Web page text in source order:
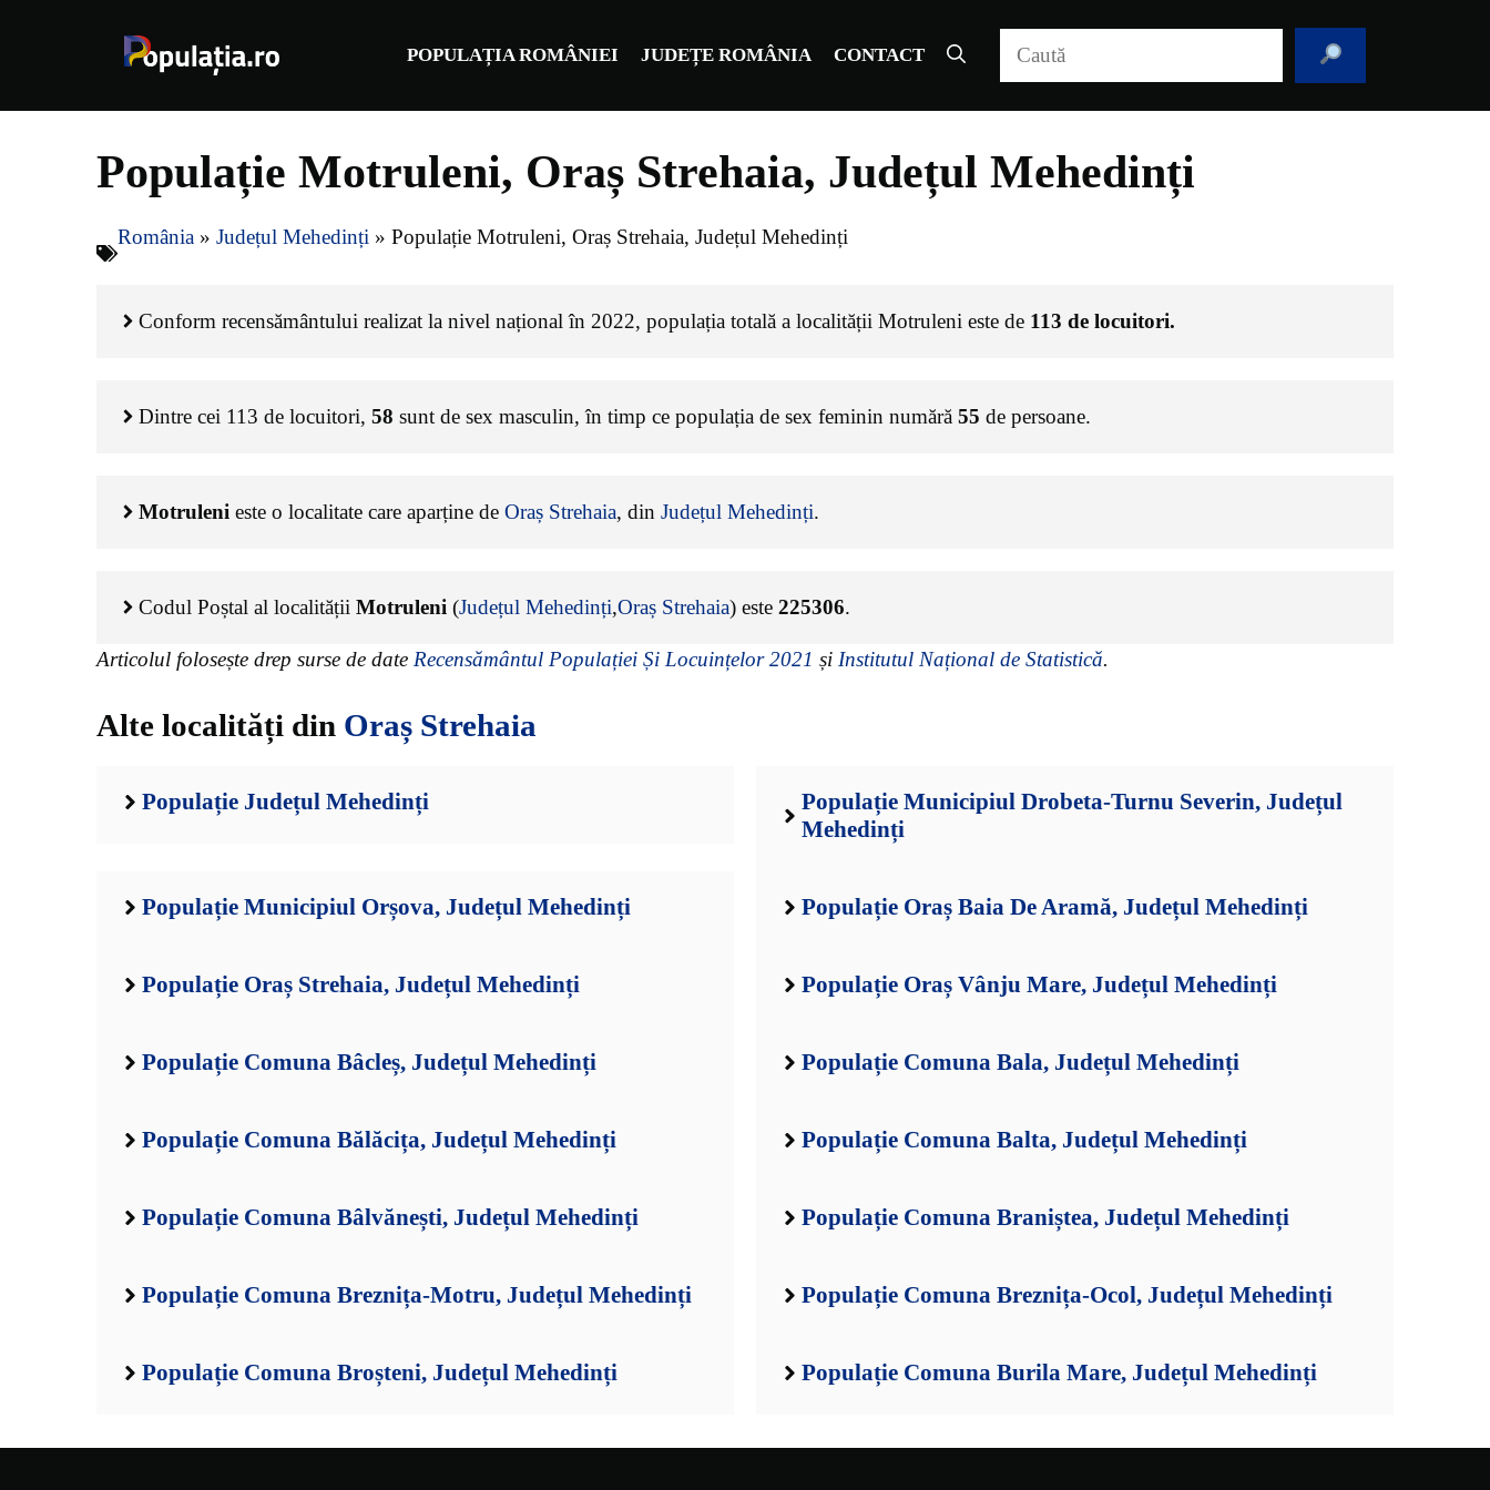
POPULAȚIA ROMÂNIEI JUDEȚE ROMÂNIA CONTACT
Populație Motruleni, Oraș Strehaia, Județul Mehedinți
România » Județul Mehedinți » Populație Motruleni, Oraș Strehaia, Județul Mehedinți
Conform recensământului realizat la nivel național în 2022, populația totală a localității Motruleni este de 113 de locuitori.
Dintre cei 113 de locuitori, 58 sunt de sex masculin, în timp ce populația de sex feminin numără 55 de persoane.
Motruleni este o localitate care aparține de Oraș Strehaia, din Județul Mehedinți.
Codul Poștal al localității Motruleni (Județul Mehedinți,Oraș Strehaia) este 225306.
Articolul folosește drep surse de date Recensământul Populației Și Locuințelor 2021 și Institutul Național de Statistică.
Alte localități din Oraș Strehaia
Populație Județul Mehedinți
Populație Municipiul Drobeta-Turnu Severin, Județul
Mehedinți
Populație Municipiul Orșova, Județul Mehedinți Populație Oraș Baia De Aramă, Județul Mehedinți
Populație Oraș Strehaia, Județul Mehedinți Populație Oraș Vânju Mare, Județul Mehedinți
Populație Comuna Bâcleș, Județul Mehedinți Populație Comuna Bala, Județul Mehedinți
Populație Comuna Bălăcița, Județul Mehedinți Populație Comuna Balta, Județul Mehedinți
Populație Comuna Bâlvănești, Județul Mehedinți Populație Comuna Braniștea, Județul Mehedinți
Populație Comuna Breznița-Motru, Județul Mehedinți Populație Comuna Breznița-Ocol, Județul Mehedinți
Populație Comuna Broșteni, Județul Mehedinți Populație Comuna Burila Mare, Județul Mehedinți